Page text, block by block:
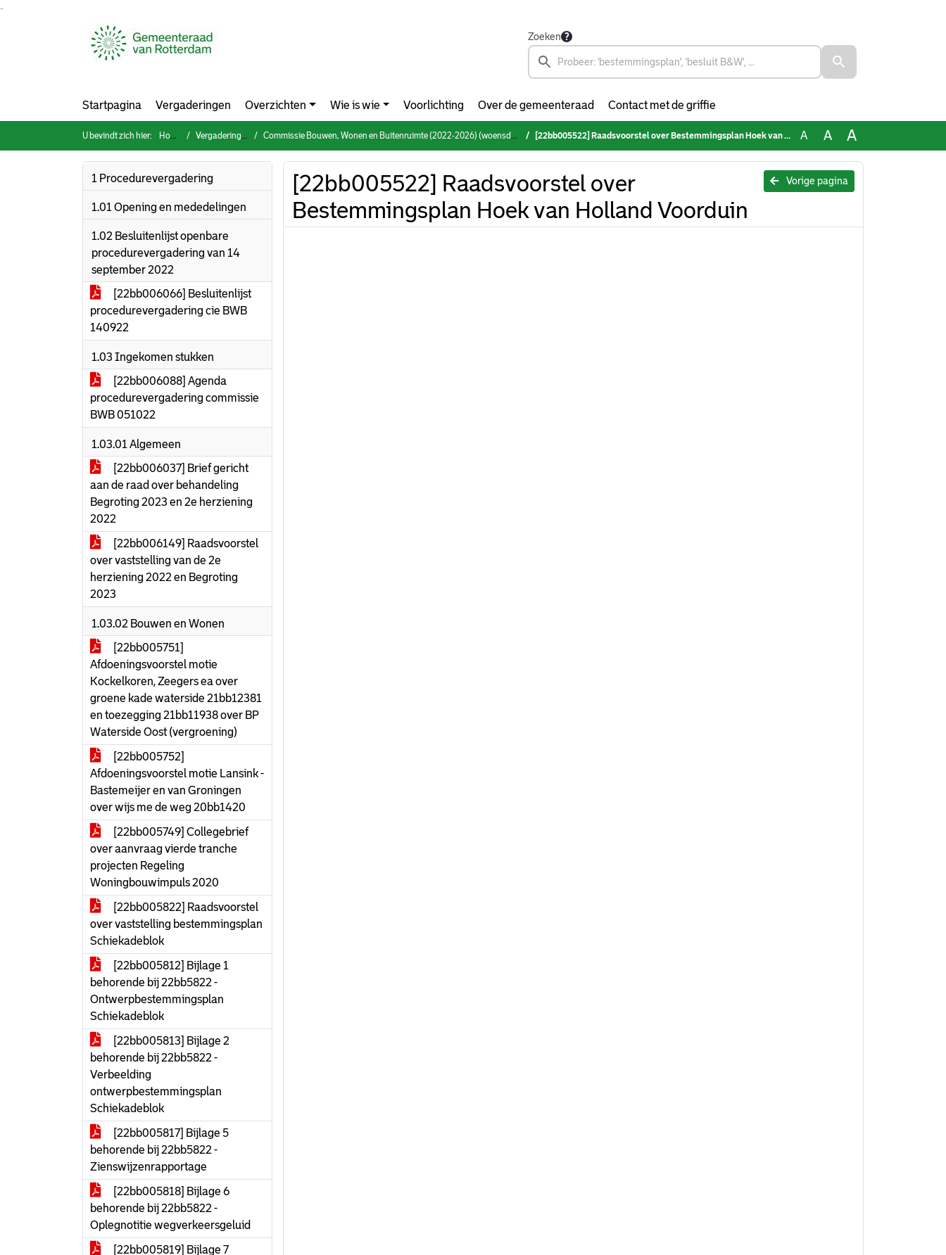
Zoeken
Startpagina Vergaderingen Overzichten Wie is wie Voorlichting Over de gemeenteraad Contact met de griffie
U bevindt zich hier: Home Vergaderingen Commissie Bouwen, Wonen en Buitenruimte (2022-2026) (woensdag 5 oktober 2022) [22bb005522] Raadsvoorstel over Bestemmingsplan Hoek van Holland Voorduin A A A
1 Procedurevergadering
1.01 Opening en mededelingen
1.02 Besluitenlijst openbare
procedurevergadering van 14
september 2022
[22bb006066] Besluitenlijst
procedurevergadering cie BWB
140922
1.03 Ingekomen stukken
[22bb006088] Agenda
procedurevergadering commissie
BWB 051022
1.03.01 Algemeen
[22bb006037] Brief gericht
aan de raad over behandeling
Begroting 2023 en 2e herziening
2022
[22bb006149] Raadsvoorstel
over vaststelling van de 2e
herziening 2022 en Begroting
2023
1.03.02 Bouwen en Wonen
[22bb005751]
Afdoeningsvoorstel motie
Kockelkoren, Zeegers ea over
groene kade waterside 21bb12381
en toezegging 21bb11938 over BP
Waterside Oost (vergroening)
[22bb005752]
Afdoeningsvoorstel motie Lansink -
Bastemeijer en van Groningen
over wijs me de weg 20bb1420
[22bb005749] Collegebrief
over aanvraag vierde tranche
projecten Regeling
Woningbouwimpuls 2020
[22bb005822] Raadsvoorstel
over vaststelling bestemmingsplan
Schiekadeblok
[22bb005812] Bijlage 1
behorende bij 22bb5822 -
Ontwerpbestemmingsplan
Schiekadeblok
[22bb005813] Bijlage 2
behorende bij 22bb5822 -
Verbeelding
ontwerpbestemmingsplan
Schiekadeblok
[22bb005817] Bijlage 5
behorende bij 22bb5822 -
Zienswijzenrapportage
[22bb005818] Bijlage 6
behorende bij 22bb5822 -
Oplegnotitie wegverkeersgeluid
[22bb005819] Bijlage 7
Vorige pagina
[22bb005522] Raadsvoorstel over
Bestemmingsplan Hoek van Holland Voorduin